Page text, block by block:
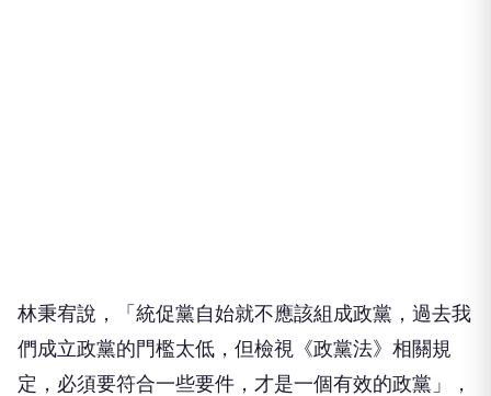
林秉宥說，「統促黨自始就不應該組成政黨，過去我
們成立政黨的門檻太低，但檢視《政黨法》相關規
定，必須要符合一些要件，才是一個有效的政黨」，